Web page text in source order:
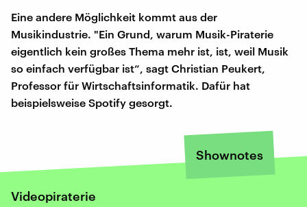
Eine andere Möglichkeit kommt aus der
Musikindustrie. "Ein Grund, warum Musik-Piraterie
eigentlich kein großes Thema mehr ist, ist, weil Musik
so einfach verfügbar ist“, sagt Christian Peukert,
Professor für Wirtschaftsinformatik. Dafür hat
beispielsweise Spotify gesorgt.
Shownotes
Videopiraterie